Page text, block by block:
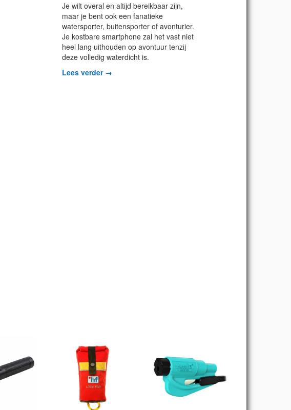
Je wilt overal en altijd bereikbaar zijn,
maar je bent ook een fanatieke
watersporter, buitensporter of avonturier.
Je kostbare smartphone zal het vast niet
heel lang uithouden op avontuur tenzij
deze volledig waterdicht is.
Lees verder →